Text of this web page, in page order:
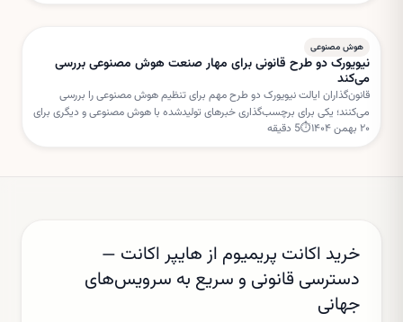
هوش مصنوعی
نیویورک دو طرح قانونی برای مهار صنعت هوش مصنوعی بررسی
می‌کند
قانون‌گذاران ایالت نیویورک دو طرح مهم برای تنظیم هوش مصنوعی را بررسی
می‌کنند؛ یکی برای برچسب‌گذاری خبرهای تولیدشده با هوش مصنوعی و دیگری برای
تعلیق مجوز ساخت مراکز داده جدید.
۲۰ بهمن ۱۴۰۴ ⏱
5 دقیقه
خرید اکانت پریمیوم از هایپر اکانت —
دسترسی قانونی و سریع به سرویس‌های
جهانی